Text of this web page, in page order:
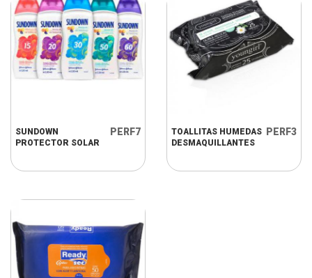
SUNDOWN
PROTECTOR SOLAR
PERF7
TOALLITAS HUMEDAS
DESMAQUILLANTES
PERF3